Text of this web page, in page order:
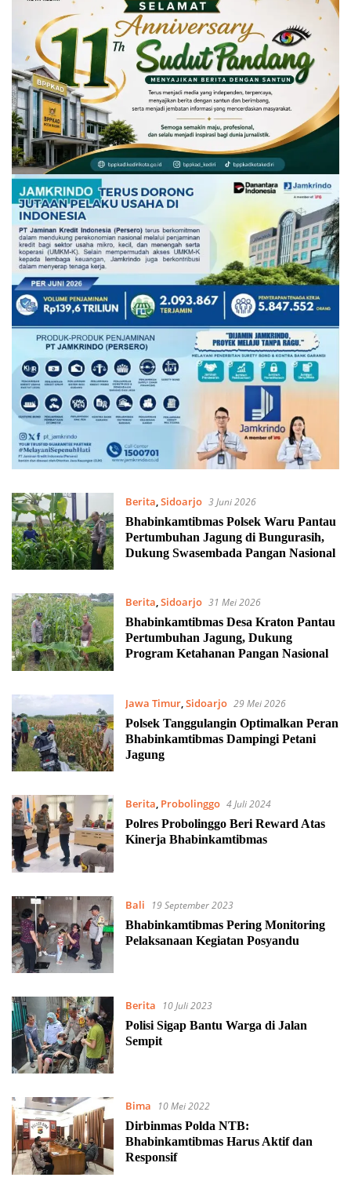
Berita,Sidoarjo 3 Juni 2026
Bhabinkamtibmas Polsek Waru Pantau
Pertumbuhan Jagung di Bungurasih,
Dukung Swasembada Pangan Nasional
Berita,Sidoarjo 31 Mei 2026
Bhabinkamtibmas Desa Kraton Pantau
Pertumbuhan Jagung, Dukung
Program Ketahanan Pangan Nasional
Jawa Timur,Sidoarjo 29 Mei 2026
Polsek Tanggulangin Optimalkan Peran
Bhabinkamtibmas Dampingi Petani
Jagung
Berita, Probolinggo 4 Juli 2024
Polres Probolinggo Beri Reward Atas
Kinerja Bhabinkamtibmas
Bali
19 September 2023
Bhabinkamtibmas Pering Monitoring
Pelaksanaan Kegiatan Posyandu
Berita
10 Juli 2023
Polisi Sigap Bantu Warga di Jalan
Sempit
Bima
10 Mei 2022
Dirbinmas Polda NTB:
Bhabinkamtibmas Harus Aktif dan
Responsif